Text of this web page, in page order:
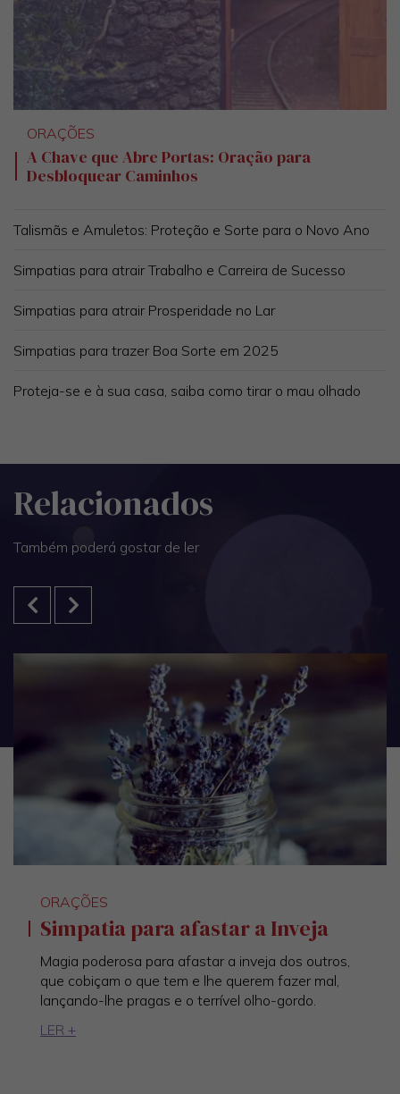
ORAÇÕES
A Chave que Abre Portas: Oração para
Desbloquear Caminhos
Talismãs e Amuletos: Proteção e Sorte para o Novo Ano
Simpatias para atrair Trabalho e Carreira de Sucesso
Simpatias para atrair Prosperidade no Lar
Simpatias para trazer Boa Sorte em 2025
Proteja-se e à sua casa, saiba como tirar o mau olhado
Relacionados
Também poderá gostar de ler
ORAÇÕES
Simpatia para afastar a Inveja
Magia poderosa para afastar a inveja dos outros,
que cobiçam o que tem e lhe querem fazer mal,
lançando-lhe pragas e o terrível olho-gordo.
LER +